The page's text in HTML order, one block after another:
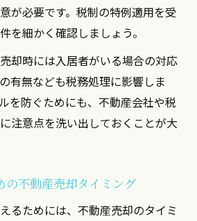
が必要です。税制の特例適用を受
を細かく確認しましょう。
却時には入居者がいる場合の対応
有無なども税務処理に影響しま
を防ぐためにも、不動産会社や税
注意点を洗い出しておくことが大
の不動産売却タイミング
るためには、不動産売却のタイミ